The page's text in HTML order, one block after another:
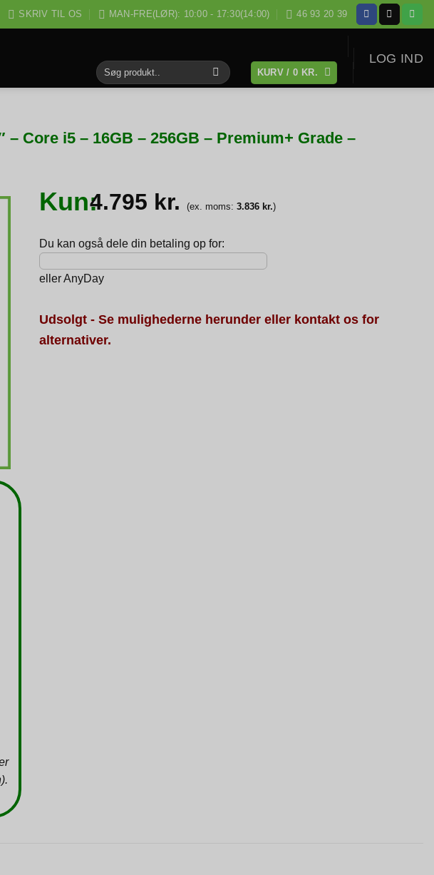
SKRIV TIL OS MAN-FRE(LØR): 10:00 - 17:30(14:00) 46 93 20 39
Søg
efter:
KURV /0 KR.
LOG IND
– Core i5 – 16GB – 256GB – Premium+ Grade –
Kun:4.795 kr. (ex. moms:3.836 kr.)
Du kan også dele din betaling op for:
ellerAnyDay
Udsolgt - Se mulighederne herunder eller kontakt os for
alternativer.